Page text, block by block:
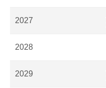
2027
2028
2029